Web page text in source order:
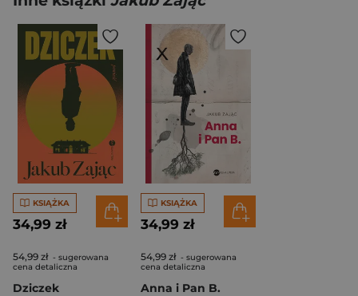
KSIĄŻKA
34,99 zł
54,99 zł - sugerowana
cena detaliczna
Dziczek
KSIĄŻKA
34,99 zł
54,99 zł - sugerowana
cena detaliczna
Anna i Pan B.